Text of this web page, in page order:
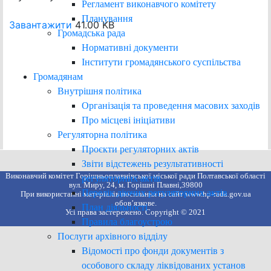
Регламент виконавчого комітету
Планування
Громадська рада
Нормативні документи
Інститути громадянського суспільства
Громадянам
Внутрішня політика
Організація та проведення масових заходів
Про місцеві ініціативи
Регуляторна політика
Проєкти регуляторних актів
Звіти відстежень результативності
регуляторних актів
Перелік діючих регуляторних актів
План діяльності
Правила благоустрою
Послуги архівного відділу
Відомості про фонди документів з
особового складу ліквідованих установ
Завантажити 41.00 KB
Виконавчий комітет Горішньоплавнівської міської ради Полтавської області
вул. Миру, 24, м. Горішні Плавні,39800
При використанні матеріалів посилання на сайт www.hp-rada.gov.ua
обов’язкове.
Усі права застережено. Copyright © 2021